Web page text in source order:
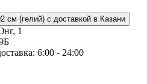
1
6:00 - 24:00